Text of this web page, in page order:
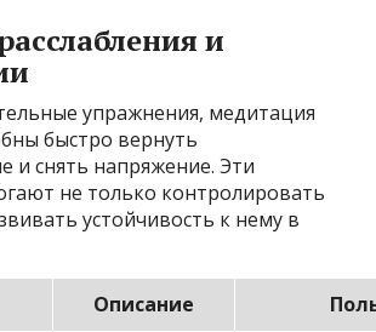
и
упражнения, медитация
быстро вернуть
и снять напряжение. Эти
не только контролировать
устойчивость к нему в
Описание